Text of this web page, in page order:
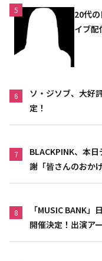
5
20代
イブ
6
ソ・ジソブ、大好
定！
7
BLACKPINK、本
謝「皆さんのおか
8
「MUSIC BANK
開催決定！出演ア